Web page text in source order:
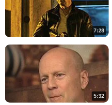
7:28
5:32